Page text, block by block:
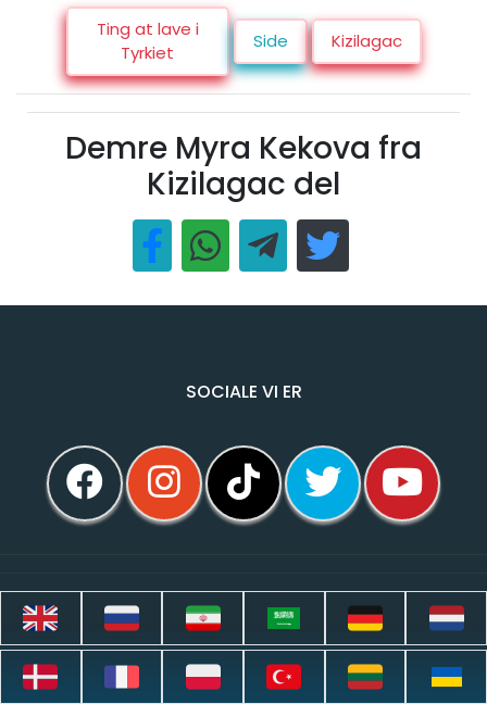
Ting at lave i
Tyrkiet
Side Kizilagac
Demre Myra Kekova fra
Kizilagac del
SOCIALE VI ER